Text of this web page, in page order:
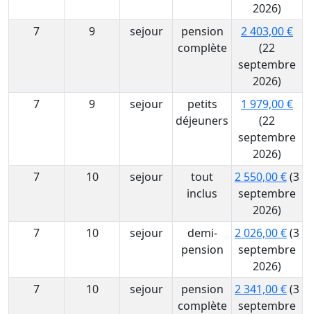
2026)
7
9 sejour
pension
complète
2 403,00 €
(22
septembre
2026)
7
9 sejour
petits
déjeuners
1 979,00 €
(22
septembre
2026)
7
10 sejour
tout
inclus
2 550,00 €(3
septembre
2026)
7
10 sejour
demi-
pension
2 026,00 €(3
septembre
2026)
7
10 sejour
pension
complète
2 341,00 €(3
septembre